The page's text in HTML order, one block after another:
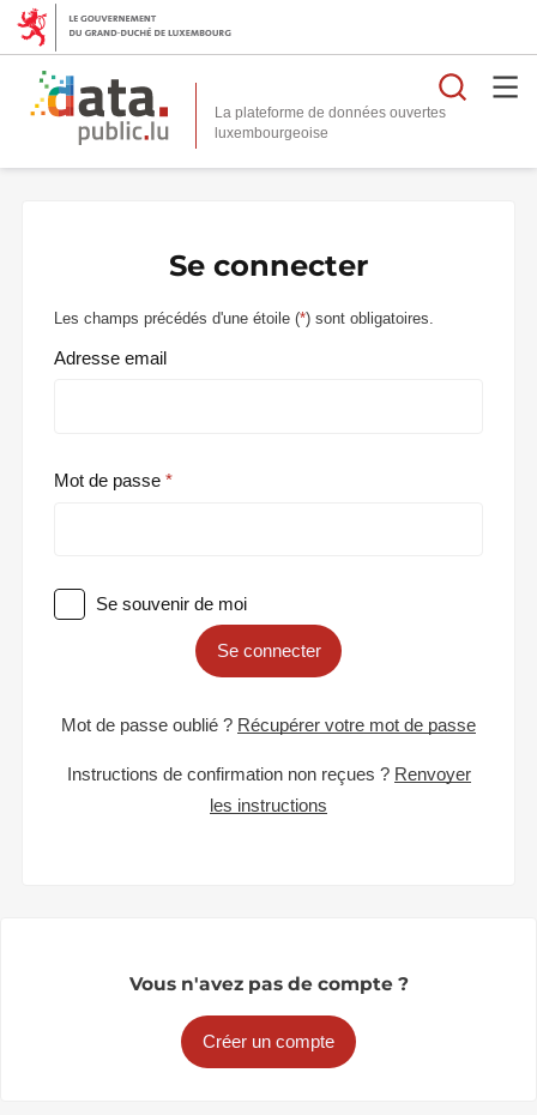
La plateforme de données ouvertes
Se connecter
Les champs précédés d'une étoile (*) sont obligatoires.
Adresse email
Mot de passe
Se souvenir de moi
Se connecter
Mot de passe oublié ? Récupérer votre mot de passe
Instructions de confirmation non reçues ? Renvoyer
les instructions
Vous n'avez pas de compte ?
Créer un compte